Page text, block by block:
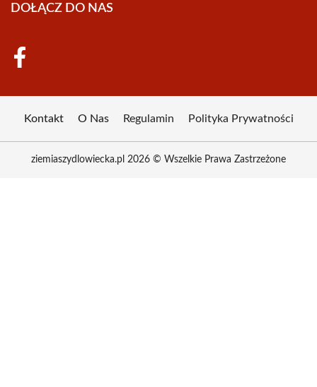
DOŁĄCZ DO NAS
Kontakt O Nas Regulamin Polityka Prywatności
ziemiaszydlowiecka.pl 2026 © Wszelkie Prawa Zastrzeżone